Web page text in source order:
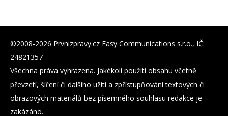
©2008-2026 Prvnizpravy.cz Easy Communications s.r.o., IČ:
24821357
Všechna práva vyhrazena. Jakékoli použití obsahu včetně
převzetí, šíření či dalšího užití a zpřístupňování textových či
obrazových materiálů bez písemného souhlasu redakce je
zakázáno.